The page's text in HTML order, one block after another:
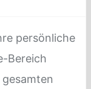
persönliche
Bereich